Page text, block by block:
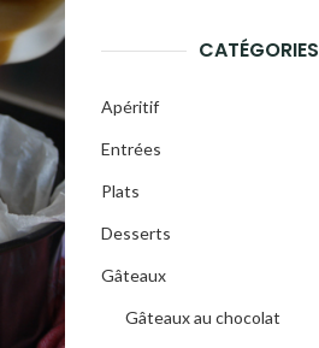
CATÉGORIES
Apéritif
Entrées
Plats
Desserts
Gâteaux
Gâteaux au chocolat